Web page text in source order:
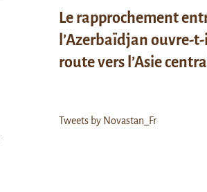
Le rapprochement
l’Azerbaïdjan ouvre-
route vers l’Asie
Tweets by Novastan_Fr